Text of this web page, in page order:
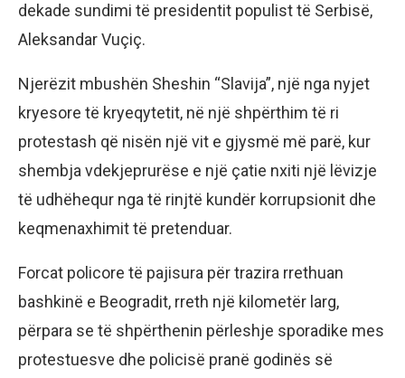
dekade sundimi të presidentit populist të Serbisë,
Aleksandar Vuçiç.
Njerëzit mbushën Sheshin “Slavija”, një nga nyjet
kryesore të kryeqytetit, në një shpërthim të ri
protestash që nisën një vit e gjysmë më parë, kur
shembja vdekjeprurëse e një çatie nxiti një lëvizje
të udhëhequr nga të rinjtë kundër korrupsionit dhe
keqmenaxhimit të pretenduar.
Forcat policore të pajisura për trazira rrethuan
bashkinë e Beogradit, rreth një kilometër larg,
përpara se të shpërthenin përleshje sporadike mes
protestuesve dhe policisë pranë godinës së